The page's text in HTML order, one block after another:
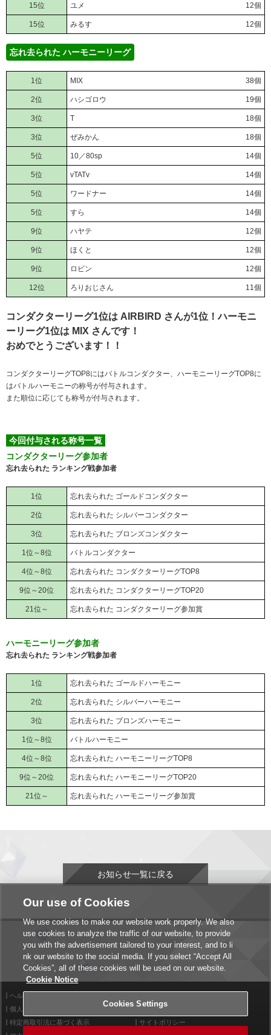
15位 ユメ 12個
15位 みるす 12個
忘れ去られた ハーモニーリーグ
1位 MIX 38個
2位 ハシゴロウ 19個
3位 T 18個
3位 ぜみかん 18個
5位 10／80sp 14個
5位 vTATv 14個
5位 ワードナー 14個
5位 すら 14個
9位 ハヤテ 12個
9位 ほくと 12個
9位 ロビン 12個
12位 ろりおじさん 11個
コンダクターリーグ1位は AIRBIRD さんが1位！ハーモニ
ーリーグ1位は MIX さんです！
おめでとうございます！！
コンダクターリーグTOP8にはバトルコンダクター、ハーモニーリーグTOP8に
はバトルハーモニーの称号が付与されます。
また順位に応じても称号が付与されます。
今回付与される称号一覧
コンダクターリーグ参加者
忘れ去られた ランキング戦参加者
1位 忘れ去られた ゴールドコンダクター
2位 忘れ去られた シルバーコンダクター
3位 忘れ去られた ブロンズコンダクター
1位～8位 バトルコンダクター
4位～8位 忘れ去られた コンダクターリーグTOP8
9位～20位 忘れ去られた コンダクターリーグTOP20
21位～ 忘れ去られた コンダクターリーグ参加賞
ハーモニーリーグ参加者
忘れ去られた ランキング戦参加者
1位 忘れ去られた ゴールドハーモニー
2位 忘れ去られた シルバーハーモニー
3位 忘れ去られた ブロンズハーモニー
1位～8位 バトルハーモニー
4位～8位 忘れ去られた ハーモニーリーグTOP8
9位～20位 忘れ去られた ハーモニーリーグTOP20
21位～ 忘れ去られた ハーモニーリーグ参加賞
お知らせ一覧に戻る
ヘルプ
個人情報等保護方針
外部送信について
特定商取引法に基づく表示
サイトポリシー
Our use of Cookies
We use cookies to make our website work properly. We also
use cookies to analyze the traffic of our website, to provide
you with the advertisement tailored to your interest, and to li
nk our website to the social media. If you select “Accept All
Cookies”, all of these cookies will be used on our website.
Cookie Notice
Cookies Settings